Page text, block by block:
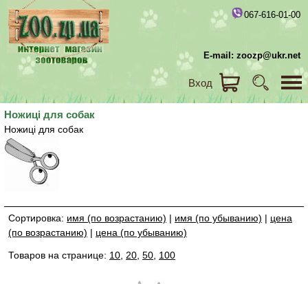
067-616-01-00
E-mail: zoozp@ukr.net
Вход
Ножиці для собак
Ножиці для собак
Сортировка: имя (по возрастанию) | имя (по убыванию) | цена
(по возрастанию) | цена (по убыванию)
Товаров на странице: 10 20 50 100